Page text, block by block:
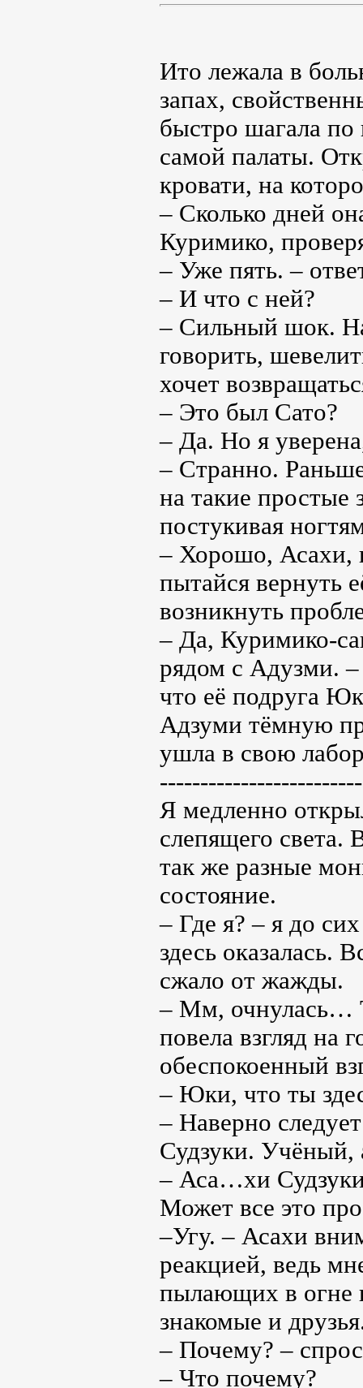
Ито лежала в
запах,
быстро шагала по
самой палаты.
кровати, на
– Сколько дней
Куримико,
– Уже пять. –
– И что с ней?
– Сильный шок.
говорить,
хочет
– Это был Сато?
– Да. Но я
– Странно.
на такие простые
постукивая
– Хорошо, Асахи,
пытайся вернуть
возникнуть
– Да, Куримико-
рядом с Адузми. –
что её подруга
Адзуми тёмную
ушла в свою
Я медленно
слепящего света.
так же разные
состояние.
– Где я? – я до
здесь оказалась.
сжало от жажды.
– Мм, очнулась…
повела взгляд на
обеспокоенный
– Юки, что ты
– Наверно
Судзуки. Учёный,
– Аса…хи
Может все это
–Угу. – Асахи
реакцией, ведь
пылающих в огне
знакомые и
– Почему? –
– Что почему?